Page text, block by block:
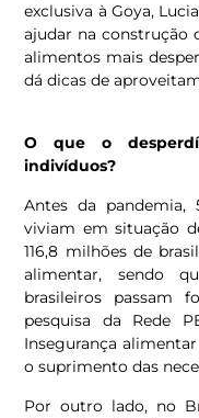
exclusiva à Goya,
ajudar na construção
alimentos mais
dá dicas de
O que o
indivíduos?
Antes da pandemia,
viviam em situação
116,8 milhões de
alimentar, sendo
brasileiros passam
pesquisa da Rede
Insegurança
o suprimento das
Por outro lado, no